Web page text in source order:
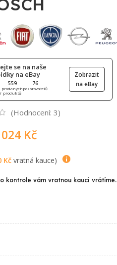
se na naše
na eBay
559
prodaných
produktů
76
pozorovatelů
Zobrazit
na eBay
(Hodnocení: 3)
Kč
Kčvratná kauce)
kontrole vám vratnou kauci vrátíme.